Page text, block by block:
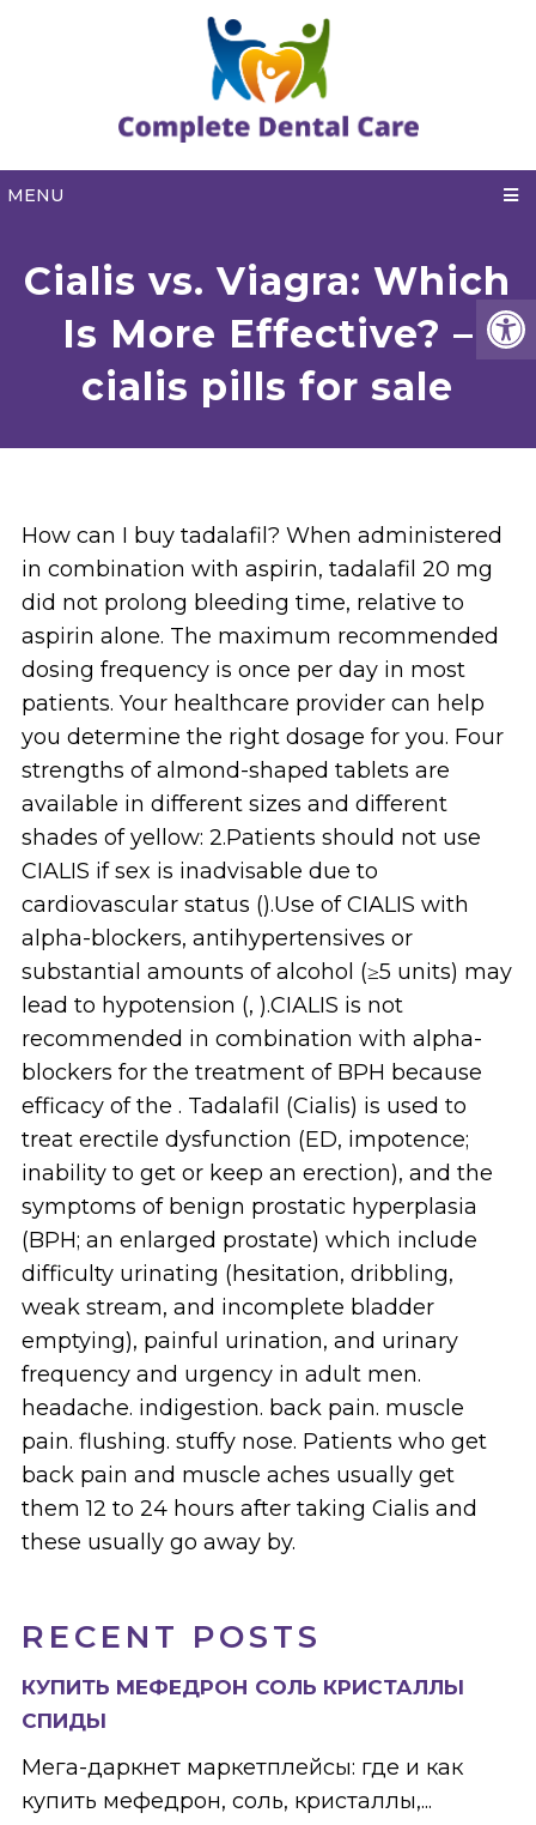
MENU
Cialis vs. Viagra: Which
Is More Effective? –
cialis pills for sale
RECENT POSTS
КУПИТЬ МЕФЕДРОН СОЛЬ КРИСТАЛЛЫ
СПИДЫ
Мега-даркнет маркетплейсы: где и как
купить мефедрон, соль, кристаллы,...
How can I buy tadalafil? When administered
in combination with aspirin, tadalafil 20 mg
did not prolong bleeding time, relative to
aspirin alone. The maximum recommended
dosing frequency is once per day in most
patients. Your healthcare provider can help
you determine the right dosage for you. Four
strengths of almond-shaped tablets are
available in different sizes and different
shades of yellow: 2.Patients should not use
CIALIS if sex is inadvisable due to
cardiovascular status ().Use of CIALIS with
alpha-blockers, antihypertensives or
substantial amounts of alcohol (≥5 units) may
lead to hypotension (, ).CIALIS is not
recommended in combination with alpha-
blockers for the treatment of BPH because
efficacy of the . Tadalafil (Cialis) is used to
treat erectile dysfunction (ED, impotence;
inability to get or keep an erection), and the
symptoms of benign prostatic hyperplasia
(BPH; an enlarged prostate) which include
difficulty urinating (hesitation, dribbling,
weak stream, and incomplete bladder
emptying), painful urination, and urinary
frequency and urgency in adult men.
headache. indigestion. back pain. muscle
pain. flushing. stuffy nose. Patients who get
back pain and muscle aches usually get
them 12 to 24 hours after taking Cialis and
these usually go away by.